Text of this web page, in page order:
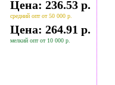
Цена: 236.53 р.
средний опт от 50 000 р.
Цена: 264.91 р.
мелкий опт от 10 000 р.